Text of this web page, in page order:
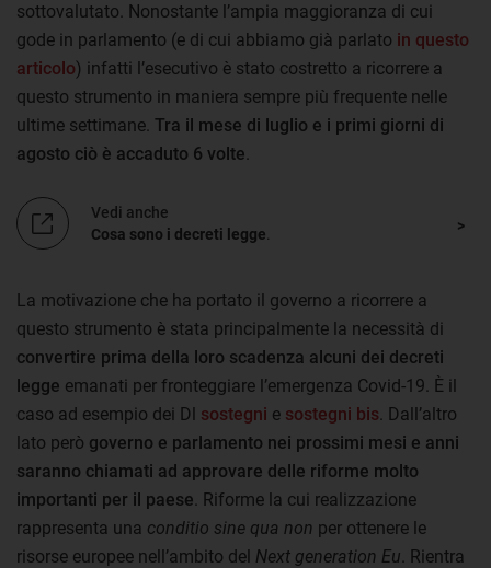
sottovalutato. Nonostante l’ampia maggioranza di cui
gode in parlamento (e di cui abbiamo già parlato in questo
articolo) infatti l’esecutivo è stato costretto a ricorrere a
questo strumento in maniera sempre più frequente nelle
ultime settimane. Tra il mese di luglio e i primi giorni di
agosto ciò è accaduto 6 volte
Vedi anche
Cosa sono i decreti legge
La motivazione che ha portato il governo a ricorrere a
questo strumento è stata principalmente la necessità di
convertire prima della loro scadenza alcuni dei decreti
legge emanati per fronteggiare l’emergenza Covid-19. È il
caso ad esempio dei Dl sostegni e sostegni bis . Dall’altro
lato però governo e parlamento nei prossimi mesi e anni
saranno chiamati ad approvare delle riforme molto
importanti per il paese . Riforme la cui realizzazione
rappresenta una conditio sine qua non per ottenere le
risorse europee nell’ambito del Next generation Eu . Rientra